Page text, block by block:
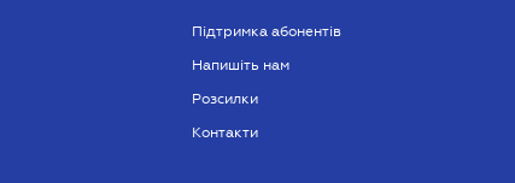
Підтримка абонентів
Напишіть нам
Розсилки
Контакти